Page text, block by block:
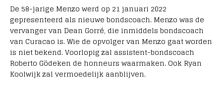
De 58-jarige Menzo werd op 21 januari 2022
gepresenteerd als nieuwe bondscoach. Menzo was de
vervanger van Dean Gorré, die inmiddels bondscoach
van Curacao is. Wie de opvolger van Menzo gaat worden
is niet bekend. Voorlopig zal assistent-bondscoach
Roberto Gödeken de honneurs waarmaken. Ook Ryan
Koolwijk zal vermoedelijk aanblijven.